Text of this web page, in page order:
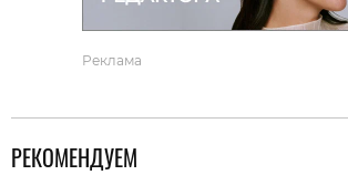
Реклама
РЕКОМЕНДУЕМ